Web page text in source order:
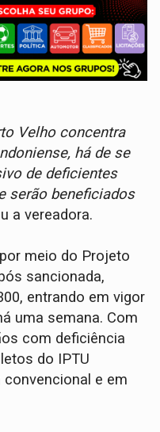
Velho concentra
há de se
de deficientes
serão beneficiados
a vereadora.
meio do Projeto
sancionada,
entrando em vigor
uma semana. Com
com deficiência
do IPTU
e em